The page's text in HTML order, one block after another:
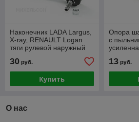
Наконечник LADA Largus,
X-ray, RENAULT Logan
тяги рулевой наружный
30 руб.
Купить
Опора
с
13руб.
О нас